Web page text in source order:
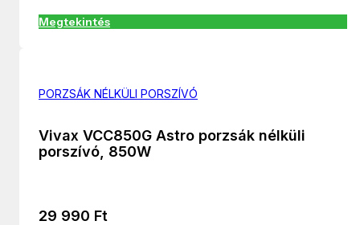
Megtekintés
PORZSÁK NÉLKÜLI PORSZÍVÓ
Vivax VCC850G Astro porzsák nélküli
porszívó, 850W
29 990 Ft